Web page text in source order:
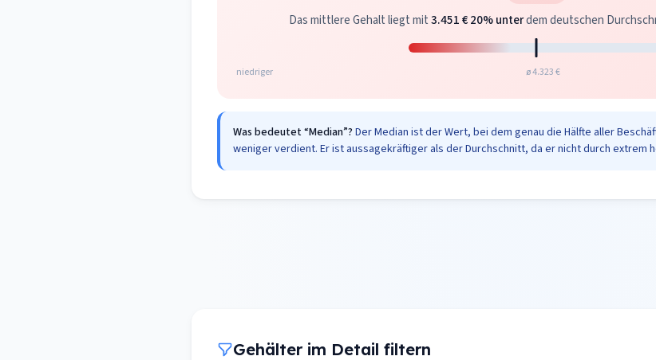
Das mittlere Gehalt liegt mit3.451 € 20% unterdem deutschen
niedriger ø 4.323 €
Was bedeutet “Median”? Der Median ist der Wert, bei dem genau die Hälfte aller
weniger verdient. Er ist aussagekräftiger als der Durchschnitt, da er nicht durch extrem
Gehälter im Detail filtern